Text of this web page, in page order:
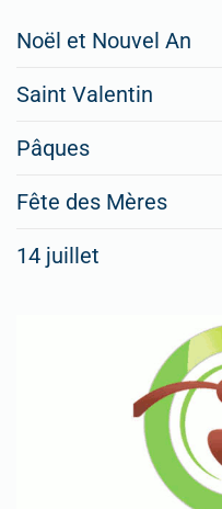
Noël et Nouvel An
Saint Valentin
Pâques
Fête des Mères
14 juillet